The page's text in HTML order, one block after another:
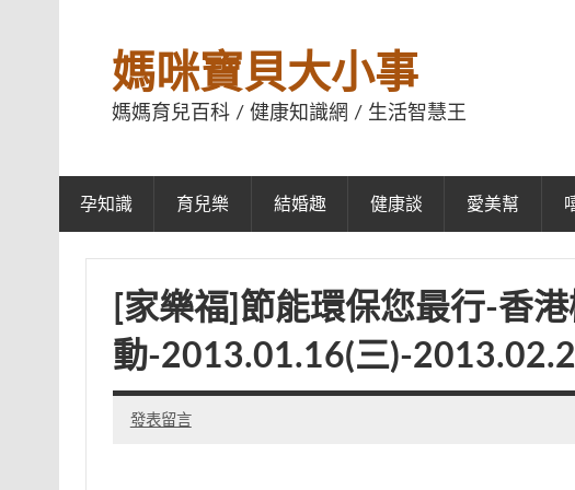
媽咪寶貝大小事
媽媽育兒百科 / 健康知識網 / 生活智慧王
孕知識 育兒樂 結婚趣 健康談 愛美幫
[家樂福]節能環保您最行-香
動-2013.01.16(三)-
發表留言